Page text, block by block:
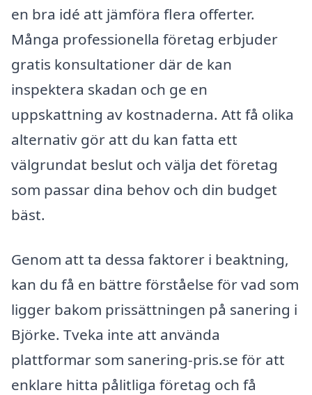
en bra idé att jämföra flera offerter.
Många professionella företag erbjuder
gratis konsultationer där de kan
inspektera skadan och ge en
uppskattning av kostnaderna. Att få olika
alternativ gör att du kan fatta ett
välgrundat beslut och välja det företag
som passar dina behov och din budget
bäst.
Genom att ta dessa faktorer i beaktning,
kan du få en bättre förståelse för vad som
ligger bakom prissättningen på sanering i
Björke. Tveka inte att använda
plattformar som sanering-pris.se för att
enklare hitta pålitliga företag och få